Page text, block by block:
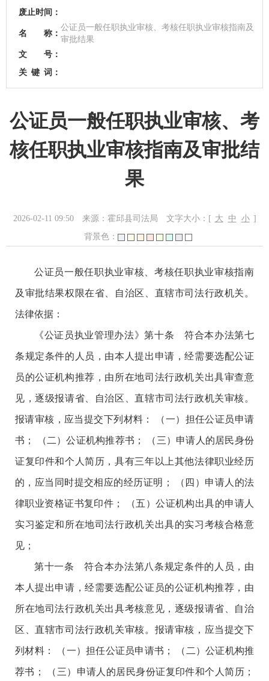
废止时间：
名 称：
公证员一般任职执业审核、考核任职执业审核指南及
审批结果
文 号：
关 键 词：
公证员一般任职执业审核、考
核任职执业审核指南及审批结
果
2026-02-11 09:50 来源：霍邱县司法局 文字大小：[ 大 中 小 ]
背景色：
公证员一般任职执业审核、考核任职执业审核指南
及审批结果权限在省、自治区、直辖市司法行政机关。
法律依据：
《公证员执业管理办法》第十条 符合本办法第七
条规定条件的人员，由本人提出申请，经需要选配公证
员的公证机构推荐，由所在地司法行政机关出具审查意
见，逐级报请省、自治区、直辖市司法行政机关审核。
报请审核，应当提交下列材料： （一）担任公证员申请
书； （二）公证机构推荐书； （三）申请人的居民身份
证复印件和个人简历，具有三年以上其他法律职业经历
的，应当同时提交相应的经历证明； （四）申请人的法
律职业资格证书复印件； （五）公证机构出具的申请人
实习鉴定和所在地司法行政机关出具的实习考核合格意
见；
第十一条 符合本办法第八条规定条件的人员，由
本人提出申请，经需要选配公证员的公证机构推荐，由
所在地司法行政机关出具考核意见，逐级报请省、自治
区、直辖市司法行政机关审核。报请审核，应当提交下
列材料： （一）担任公证员申请书； （二）公证机构推
荐书； （三）申请人的居民身份证复印件和个人简历；